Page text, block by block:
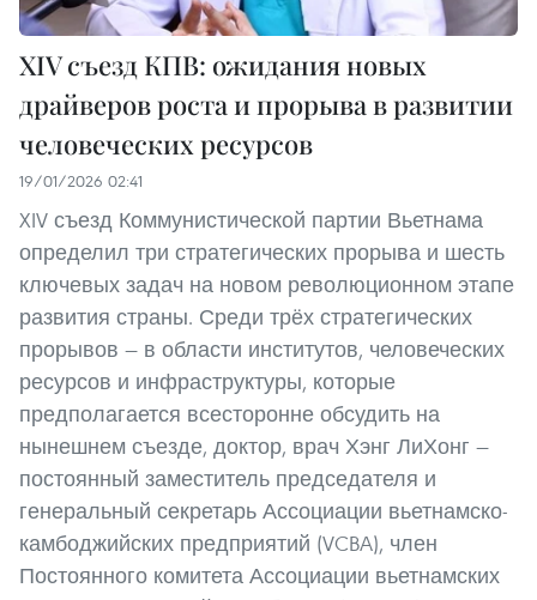
XIV съезд КПВ: ожидания новых
драйверов роста и прорыва в развитии
человеческих ресурсов
19/01/2026 02:41
XIV съезд Коммунистической партии Вьетнама
определил три стратегических прорыва и шесть
ключевых задач на новом революционном этапе
развития страны. Среди трёх стратегических
прорывов — в области институтов, человеческих
ресурсов и инфраструктуры, которые
предполагается всесторонне обсудить на
нынешнем съезде, доктор, врач Хэнг ЛиХонг —
постоянный заместитель председателя и
генеральный секретарь Ассоциации вьетнамско-
камбоджийских предприятий (VCBA), член
Постоянного комитета Ассоциации вьетнамских